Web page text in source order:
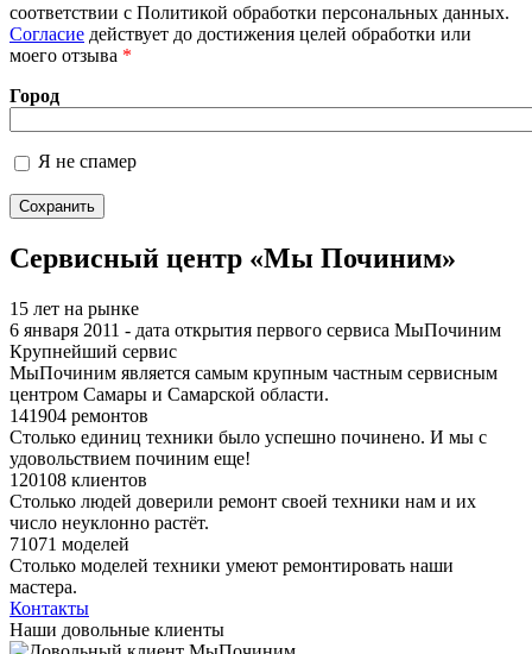
форматах
соответствии с Политикой обработки персональных данных.
Согласие действует до достижения целей обработки или
моего отзыва *
Город
Я не спамер
Я спамер
Сервисный центр «Мы Починим»
15 лет на рынке
6 января 2011 - дата открытия первого сервиса МыПочиним
Крупнейший сервис
МыПочиним является самым крупным частным сервисным
центром Самары и Самарской области.
141904 ремонтов
Столько единиц техники было успешно починено. И мы с
удовольствием починим еще!
120108 клиентов
Столько людей доверили ремонт своей техники нам и их
число неуклонно растёт.
71071 моделей
Столько моделей техники умеют ремонтировать наши
мастера.
Контакты
Наши довольные клиенты